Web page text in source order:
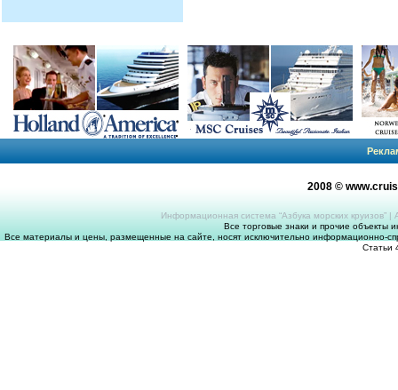
2008 ©
Информационная система “Азбука морских круизов” |
Все торговые знаки и прочие объекты
Все материалы и цены, размещенные на сайте, носят исключительно информационно-
Статьи